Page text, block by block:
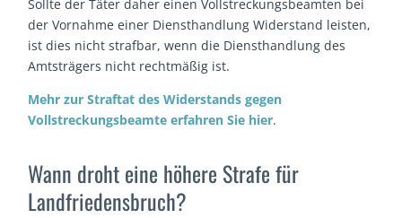
Sollte der Täter daher einen Vollstreckungsbeamten bei
der Vornahme einer Diensthandlung Widerstand leisten,
ist dies nicht strafbar, wenn die Diensthandlung des
Amtsträgers nicht rechtmäßig ist.
Mehr zur Straftat des Widerstands gegen
Vollstreckungsbeamte erfahren Sie hier.
Wann droht eine höhere Strafe für
Landfriedensbruch?